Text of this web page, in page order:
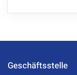
Geschäftsstelle